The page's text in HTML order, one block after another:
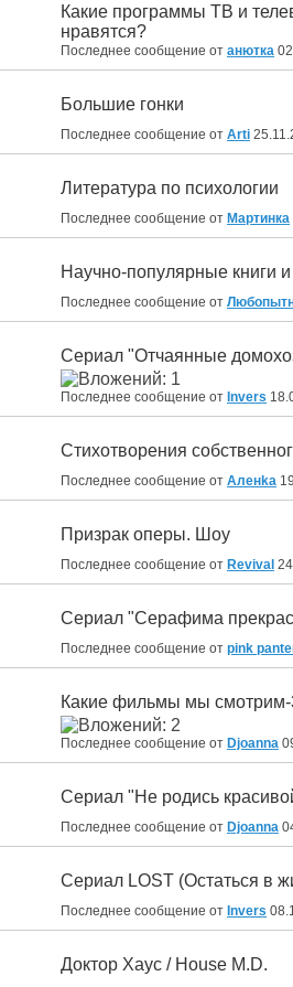
Какие программы ТВ и
нравятся?
Последнее сообщение от анютка
Большие гонки
Последнее сообщение от Arti
Литература по психологии
Последнее сообщение от Мартинка
Научно-популярные книги
Последнее сообщение от
Сериал "Отчаянные
Последнее сообщение от Invers
Стихотворения
Последнее сообщение от Аленka
Призрак оперы. Шоу
Последнее сообщение от Revival
Сериал "Серафима
Последнее сообщение от pink
Какие фильмы мы
Последнее сообщение от Djoanna
Сериал "Не родись
Последнее сообщение от Djoanna
Сериал LOST (Остаться в
Последнее сообщение от Invers
Доктор Хаус / House M.D.